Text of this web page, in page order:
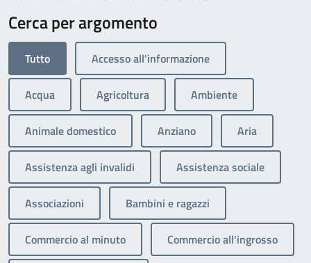
Cerca per argomento
Tutto Accesso all'informazione
Acqua Agricoltura Ambiente
Animale domestico Anziano Aria
Assistenza agli invalidi Assistenza sociale
Associazioni Bambini e ragazzi
Commercio al minuto Commercio all'ingrosso